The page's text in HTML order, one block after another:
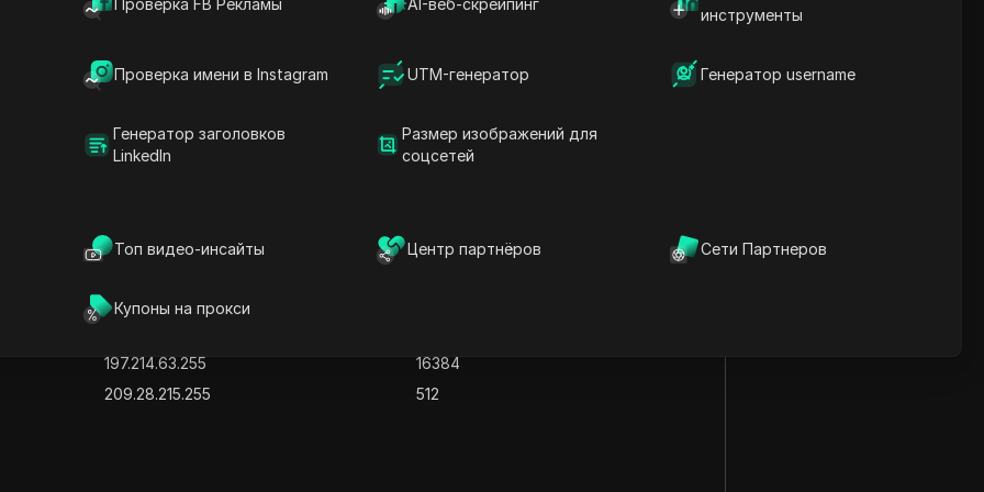
Проверка FB Рекламы AI-веб-скрейпинг
инструменты
Проверка имени в Instagram UTM-генератор Генератор username
Генератор заголовков
LinkedIn
Размер изображений для
соцсетей
Топ видео-инсайты Центр партнёров Сети Партнеров
Купоны на прокси
57.82.151.255
512
102.213.63.255
1024
102.215.87.255
154.127.95.255
197.214.63.255
16384
209.28.215.255 512